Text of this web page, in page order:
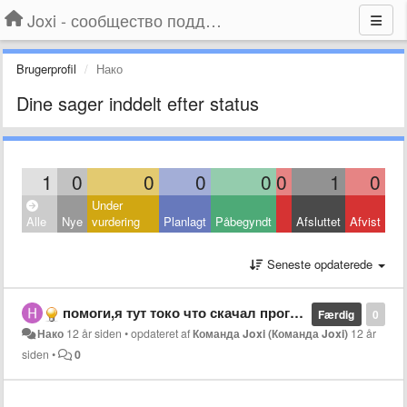
Joxi - сообщество поддержки
Brugerprofil Нако
Dine sager inddelt efter status
1 0 0 0 0 0 1 0
Alle Nye
Under
vurdering
Planlagt Påbegyndt Afsluttet Afvist
Seneste opdaterede
0
Færdig
помоги,я тут токо что скачал прогу,а терь все работает но незнаю как удалять те рисунки которые сделал,с низу стрелочка есть она удаляет но не все,и когда по новой открываю прогу то там эти рисунки и все еще стоят там,особенно стрелки!!!
Нако 12 år siden •opdateret afКоманда Joxi (Команда Joxi) 12 år
siden • 0